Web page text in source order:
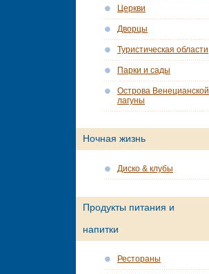
Церкви
Дворцы
Туристическая области
Парки и сады
Острова Венецианской
лагуны
Ночная жизнь
Диско & клубы
Продукты питания и
напитки
Рестораны